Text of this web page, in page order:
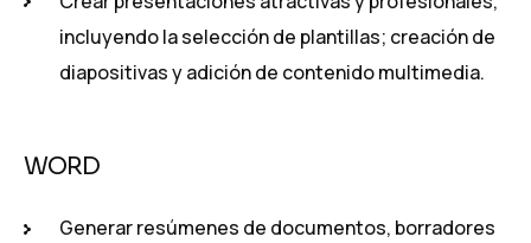
incluyendo la selección de plantillas; creación de
diapositivas y adición de contenido multimedia.
WORD
Generar resúmenes de documentos, borradores